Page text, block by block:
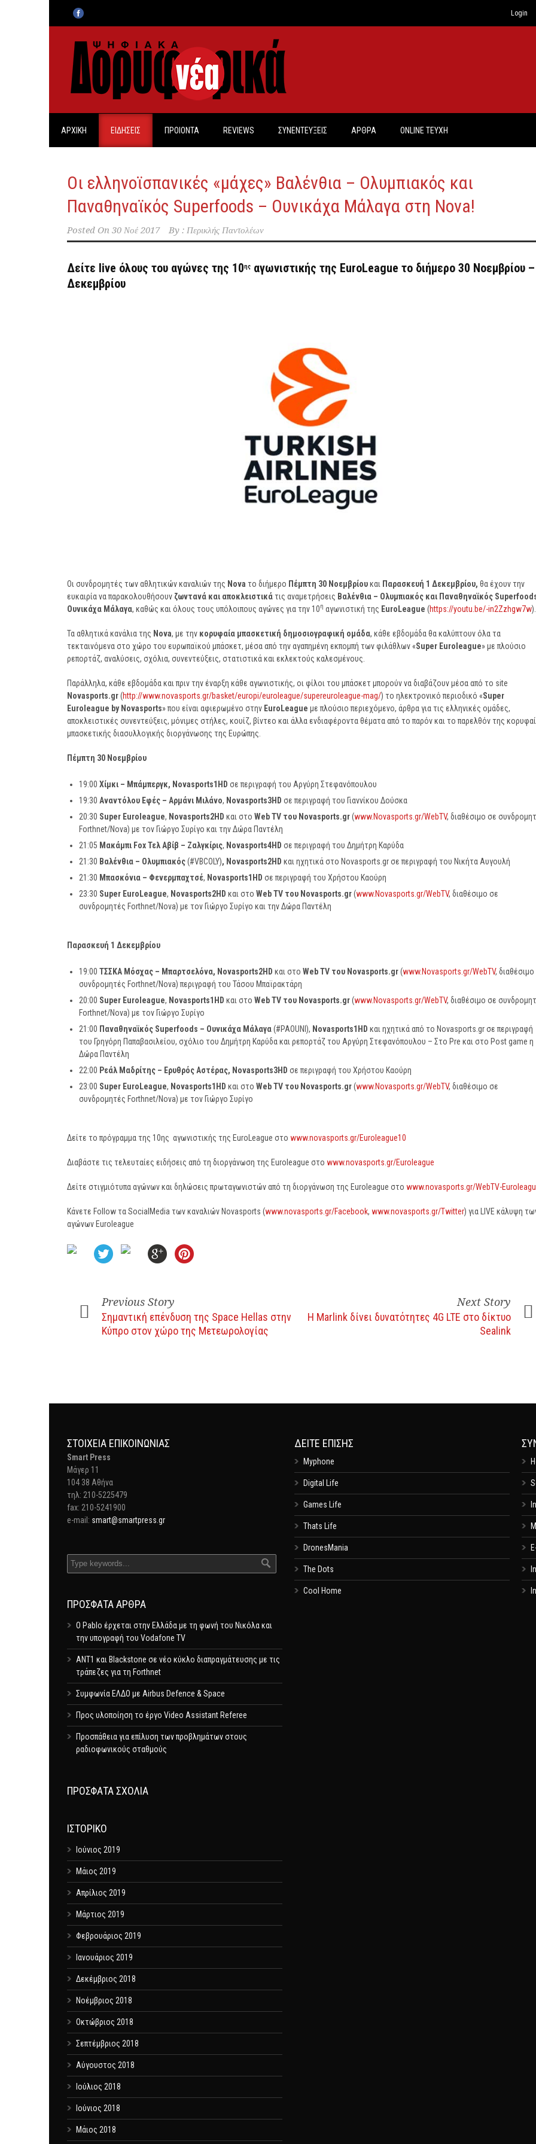
Login
ΑΡΧΙΚΗ ΕΙΔΗΣΕΙΣ ΠΡΟΙΟΝΤΑ REVIEWS ΣΥΝΕΝΤΕΥΞΕΙΣ ΑΡΘΡΑ ONLINE TEYXH
Οι ελληνοϊσπανικές «μάχες» Βαλένθια – Ολυμπιακός και
Παναθηναϊκός Superfoods – Ουνικάχα Μάλαγα στη Nova!
Posted On 30 Νοέ 2017 By : Περικλής Παντολέων
Δείτε live όλους του αγώνες της 10ης αγωνιστικής της EuroLeague το διήμερο 30 Νοεμβρίου
Δεκεμβρίου
Οι συνδρομητές των αθλητικών καναλιών της Nova το διήμερο Πέμπτη 30 Νοεμβρίουκαι Παρασκευή 1 Δεκεμβρίου, θα έχουν την
ευκαιρία να παρακολουθήσουν ζωντανά και αποκλειστικάτις αναμετρήσεις Βαλένθια – Ολυμπιακός και Παναθηναϊκός
Ουνικάχα Μάλαγα, καθώς και όλους τους υπόλοιπους αγώνες για την 10η αγωνιστική της EuroLeague (https://youtu.be/-in2Zzhgw7w).
Τα αθλητικά κανάλια της Nova, με την κορυφαία μπασκετική δημοσιογραφική ομάδα, κάθε εβδομάδα θα καλύπτουν όλα τα
τεκταινόμενα στο χώρο του ευρωπαϊκού μπάσκετ, μέσα από την αγαπημένη εκπομπή των φιλάθλων «Super Euroleague» με πλούσιο
ρεπορτάζ, αναλύσεις, σχόλια, συνεντεύξεις, στατιστικά και εκλεκτούς καλεσμένους.
Παράλληλα, κάθε εβδομάδα και πριν την έναρξη κάθε αγωνιστικής, οι φίλοι του μπάσκετ μπορούν να διαβάζουν μέσα από το site
Novasports.gr(http://www.novasports.gr/basket/europi/euroleague/supereuroleague-mag/) το ηλεκτρονικό περιοδικό «Super
Euroleague by Novasports» που είναι αφιερωμένο στην EuroLeague με πλούσιο περιεχόμενο, άρθρα για τις ελληνικές ομάδες,
αποκλειστικές συνεντεύξεις, μόνιμες στήλες, κουίζ, βίντεο και άλλα ενδιαφέροντα θέματα από το παρόν και το παρελθόν της
μπασκετικής διασυλλογικής διοργάνωσης της Ευρώπης.
Πέμπτη 30 Νοεμβρίου
19:00 Χίμκι – Μπάμπεργκ, Novasports1 HD σε περιγραφή του Αργύρη Στεφανόπουλου
19:30 Αναντόλου Εφές – Αρμάνι Μιλάνο, Novasports3HD σε περιγραφή του Γιαννίκου Δούσκα
20:30 Super Euroleague, Novasports2HD και στο WebTV του Novasports.gr(www.Novasports.gr/WebTV, διαθέσιμο σε
Forthnet/Nova) με τον Γιώργο Συρίγο και την Δώρα Παντέλη
21:05 Μακάμπι FoxΤελ Αβίβ – Ζαλγκίρις, Novasports4HD σε περιγραφή του Δημήτρη Καρύδα
21:30 Βαλένθια – Ολυμπιακός(#VBCOLY), Novasports2HD και ηχητικά στο Novasports.gr σε περιγραφή του Νικήτα Αυγουλή
21:30 Μπασκόνια – Φενερμπαχτσέ, Novasports1 HD σε περιγραφή του Χρήστου Καούρη
23:30 Super EuroLeague, Novasports2HD και στο WebTV του Novasports.gr(www.Novasports.gr/WebTV, διαθέσιμο σε
συνδρομητές Forthnet/Nova) με τον Γιώργο Συρίγο και την Δώρα Παντέλη
Παρασκευή 1 Δεκεμβρίου
19:00 ΤΣΣΚΑ Μόσχας – Μπαρτσελόνα, Novasports2HD και στο WebTV του Novasports.gr(www.Novasports.gr/WebTV,
συνδρομητές Forthnet/Nova) περιγραφή του Τάσου Μπαϊρακτάρη
20:00 Super Euroleague, Novasports1 HD και στο WebTV του Novasports.gr(www.Novasports.gr/WebTV, διαθέσιμο σε
Forthnet/Nova) με τον Γιώργο Συρίγο
21:00 Παναθηναϊκός Superfoods – Ουνικάχα Μάλαγα(#PAOUNI), Novasports1 HD και ηχητικά από το Novasports.gr σε περιγραφή
του Γρηγόρη Παπαβασιλείου, σχόλιο του Δημήτρη Καρύδα και ρεπορτάζ του Αργύρη Στεφανόπουλου – Στο Pre και στο Post game η
Δώρα Παντέλη
22:00 Ρεάλ Μαδρίτης – Ερυθρός Αστέρας, Novasports3HD σε περιγραφή του Χρήστου Καούρη
23:00 Super EuroLeague, Novasports1 HD και στο WebTV του Novasports.gr(www.Novasports.gr/WebTV, διαθέσιμο σε
συνδρομητές Forthnet/Nova) με τον Γιώργο Συρίγο
Δείτε το πρόγραμμα της 10ης αγωνιστικής της EuroLeague στο www.novasports.gr/Euroleague10
Διαβάστε τις τελευταίες ειδήσεις από τη διοργάνωση της Euroleague στο www.novasports.gr/Euroleague
Δείτε στιγμιότυπα αγώνων και δηλώσεις πρωταγωνιστών από τη διοργάνωση της Euroleague στο www.novasports.gr/WebTV-
Κάνετε Follow τα SocialMedia των καναλιών Novasports (www.novasports.gr/Facebook, www.novasports.gr/Twitter) για LIVE κάλυψη
αγώνων Euroleague
Previous Story
Σημαντική επένδυση της Space Hellas στην
Κύπρο στον χώρο της Μετεωρολογίας
Next Story
Η Marlink δίνει δυνατότητες 4G LTE στο δίκτυο
Sealink
ΣΤΟΙΧΕΊΑ ΕΠΙΚΟΙΝΩΝΊΑΣ
Smart Press
Mάγερ 11
104 38 Αθήνα
τηλ: 210-5225479
fax: 210-5241900
e-mail: smart@smartpress.gr
ΠΡΌΣΦΑΤΑ ΆΡΘΡΑ
Ο Pablo έρχεται στην Ελλάδα με τη φωνή του Νικόλα και
την υπογραφή του Vodafone TV
ΑΝΤ1 και Blackstone σε νέο κύκλο διαπραγμάτευσης με τις
τράπεζες για τη Forthnet
Συμφωνία ΕΛΔΟ με Airbus Defence & Space
Προς υλοποίηση το έργο Video Assistant Referee
Προσπάθεια για επίλυση των προβλημάτων στους
ραδιοφωνικούς σταθμούς
ΠΡΌΣΦΑΤΑ ΣΧΌΛΙΑ
ΙΣΤΟΡΙΚΌ
Ιούνιος 2019
Μάιος 2019
Απρίλιος 2019
Μάρτιος 2019
Φεβρουάριος 2019
Ιανουάριος 2019
Δεκέμβριος 2018
Νοέμβριος 2018
Οκτώβριος 2018
Σεπτέμβριος 2018
Αύγουστος 2018
Ιούλιος 2018
Ιούνιος 2018
Μάιος 2018
ΔΕΊΤΕ ΕΠΊΣΗΣ
Myphone
Digital Life
Games Life
Thats Life
DronesMania
The Dots
Cool Home